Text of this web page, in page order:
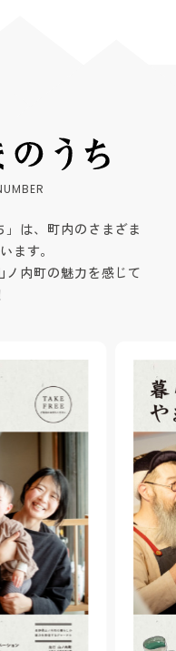
は、町内のさまざま
ます。
ノ内町の魅力を感じて